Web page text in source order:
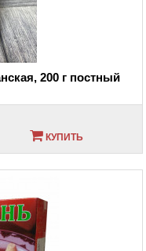
200 г постный
КУПИТЬ